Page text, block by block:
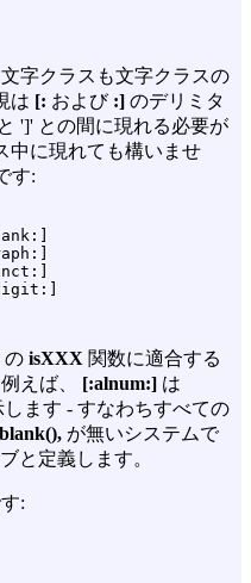
字クラスも文字クラスの
は [: および :] のデリミタ
']' との間に現れる必要が
中に現れても構いませ
す:
の isXXX 関数に適合する
えば、 [:alnum:] は
ます - すなわちすべての
が無いシステムで
と定義します。
: